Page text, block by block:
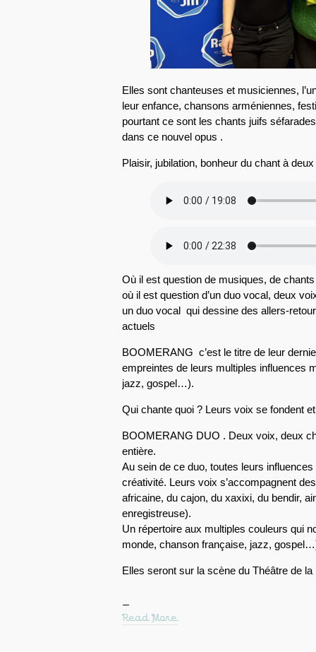
Elles sont chanteuses et musiciennes,
leur enfance, chansons arméniennes,
pourtant ce sont les chants juifs
dans ce nouvel opus .
Plaisir, jubilation, bonheur du chant à
Où il est question de musiques, de
où il est question d’un duo vocal, deux
un duo vocal qui dessine des allers-
actuels
BOOMERANG c’est le titre de leur
empreintes de leurs multiples influences
jazz, gospel…).
Qui chante quoi ? Leurs voix se fondent
BOOMERANG DUO . Deux voix, deux
entière.
Au sein de ce duo, toutes leurs
créativité. Leurs voix s’accompagnent
africaine, du cajon, du xaxixi, du bendir,
enregistreuse).
Un répertoire aux multiples couleurs qui
monde, chanson française, jazz,
Elles seront sur la scène du Théâtre de
Read More